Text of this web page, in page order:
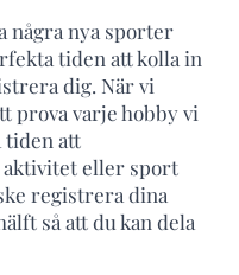
några nya sporter
tiden att kolla in
dig. När vi
prova varje hobby vi
tiden att
aktivitet eller sport
registrera dina
så att du kan dela